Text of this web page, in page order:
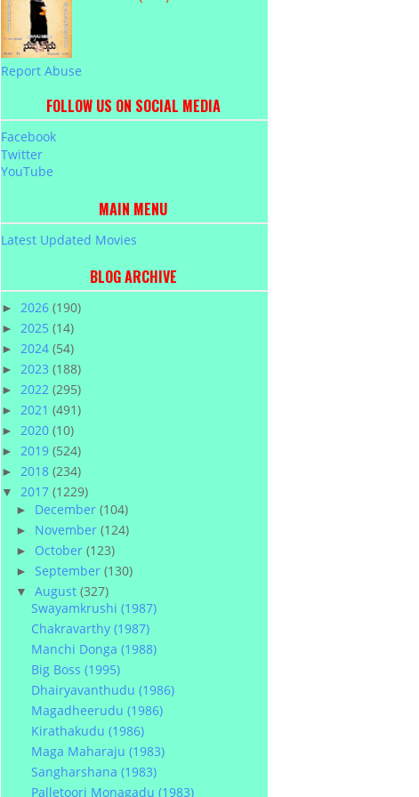
Report Abuse
FOLLOW US ON SOCIAL MEDIA
Facebook
Twitter
YouTube
MAIN MENU
Latest Updated Movies
BLOG ARCHIVE
► 2026 (190)
► 2025 (14)
► 2024 (54)
► 2023 (188)
► 2022 (295)
► 2021 (491)
► 2020 (10)
► 2019 (524)
► 2018 (234)
▼ 2017 (1229)
► December(104)
► November(124)
► October(123)
► September(130)
▼August(327)
Swayamkrushi (1987)
Chakravarthy (1987)
Manchi Donga (1988)
Big Boss (1995)
Dhairyavanthudu (1986)
Magadheerudu (1986)
Kirathakudu (1986)
Maga Maharaju (1983)
Sangharshana (1983)
Palletoori Monagadu (1983)